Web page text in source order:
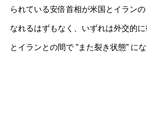
られている安倍首相が米国とイランの
なれるはずもなく、いずれは外交的
とイランとの間で ”また裂き状態” に